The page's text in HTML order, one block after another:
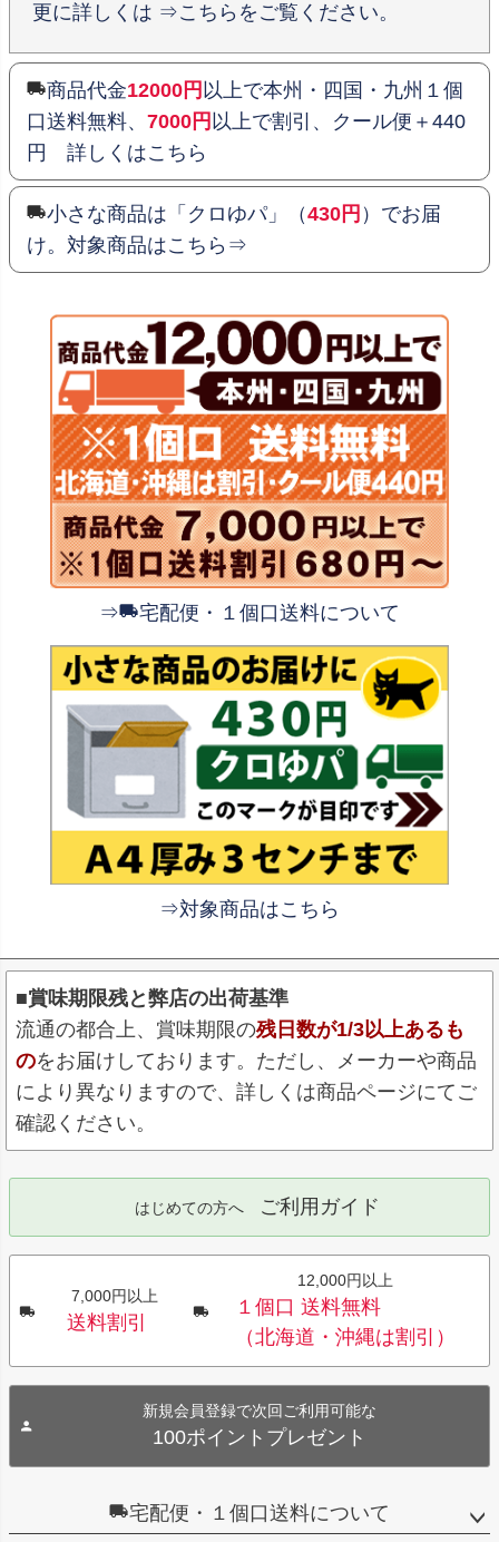
更に詳しくは ⇒こちらをご覧ください。
商品代金12000円 以上で本州・四国・九州１個
口送料無料、 7000円 以上で割引、クール便＋440
円 詳しくはこちら
小さな商品は「クロゆパ」（430円 ）でお届
け。対象商品はこちら⇒
⇒ 宅配便・１個口送料について
⇒対象商品はこちら
■賞味期限残と弊店の出荷基準
流通の都合上、賞味期限の残日数が1/3以上あるも
のをお届けしております。ただし、メーカーや商品
により異なりますので、詳しくは商品ページにてご
確認ください。
はじめての方へ ご利用ガイド
7,000円以上
送料割引
12,000円以上
１個口 送料無料
（北海道・沖縄は割引）
新規会員登録で次回ご利用可能な
100ポイントプレゼント
宅配便・１個口送料について